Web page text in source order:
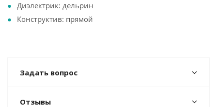
Диэлектрик: дельрин
Конструктив: прямой
Задать вопрос
Отзывы